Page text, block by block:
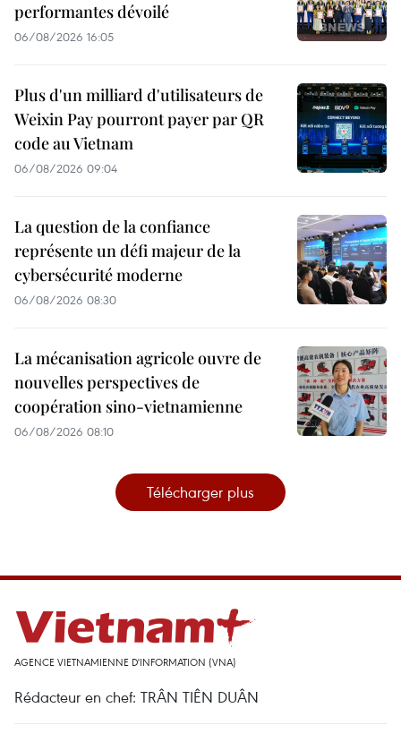
performantes dévoilé
06/08/2026 16:05
Plus d'un milliard d'utilisateurs de
Weixin Pay pourront payer par QR
code au Vietnam
06/08/2026 09:04
La question de la confiance
représente un défi majeur de la
cybersécurité moderne
06/08/2026 08:30
La mécanisation agricole ouvre de
nouvelles perspectives de
coopération sino-vietnamienne
06/08/2026 08:10
Télécharger plus
AGENCE VIETNAMIENNE D'INFORMATION (VNA)
Rédacteur en chef: TRÂN TIÊN DUÂN